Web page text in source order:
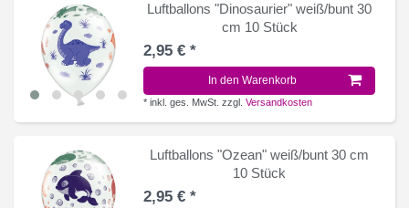
Luftballons "Dinosaurier" weiß/bunt 30
cm 10 Stück
2,95 € *
In den Warenkorb
*inkl. ges. MwSt. zzgl.Versandkosten
Luftballons "Ozean" weiß/bunt 30 cm
10 Stück
2,95 € *